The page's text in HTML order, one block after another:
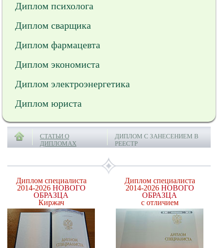
Диплом психолога
Диплом сварщика
Диплом фармацевта
Диплом экономиста
Диплом электроэнергетика
Диплом юриста
СТАТЬИ О
ДИПЛОМАХ
ДИПЛОМ С ЗАНЕСЕНИЕМ В
РЕЕСТР
Диплом специалиста
2014-2026 НОВОГО
ОБРАЗЦА
Киржач
Диплом специалиста
2014-2026 НОВОГО
ОБРАЗЦА
с отличием